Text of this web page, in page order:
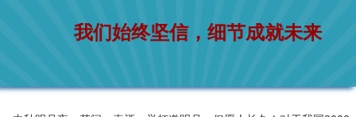
我们始终坚信，细节成就未来